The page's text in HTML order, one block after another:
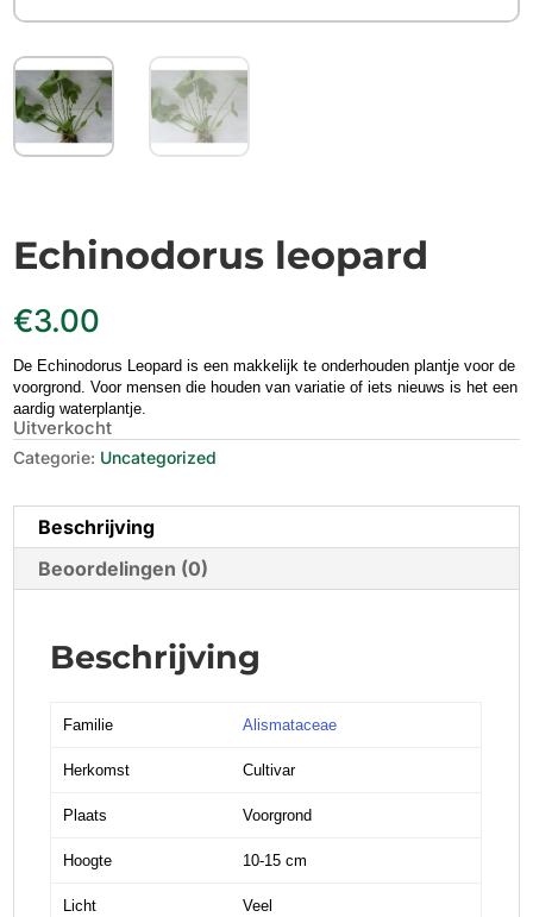
Echinodorus leopard
€3.00
De Echinodorus Leopard is een makkelijk te onderhouden plantje voor de
voorgrond. Voor mensen die houden van variatie of iets nieuws is het een
aardig waterplantje.
Uitverkocht
Categorie: Uncategorized
Beschrijving
Beoordelingen (0)
Beschrijving
Familie Alismataceae
Herkomst Cultivar
Plaats Voorgrond
Hoogte 10-15 cm
Licht Veel